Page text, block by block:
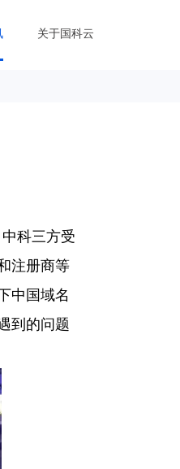
关于国科云
科三方受
注册商等
中国域名
到的问题